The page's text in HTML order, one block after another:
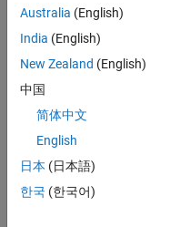
と行
B（ 3
64行
1列）
りま
す。
28×1
4
Australia (English)
India (English)
New Zealand (English)
中国
简体中文
English
日本 (日本語)
한국 (한국어)